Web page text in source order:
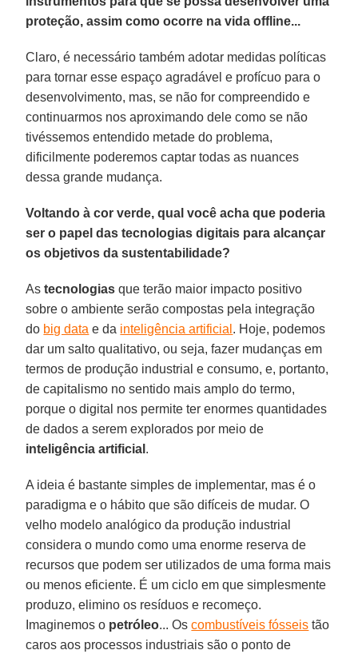
proteção, assim como ocorre na vida offline...
Claro, é necessário também adotar medidas políticas
para tornar esse espaço agradável e profícuo para o
desenvolvimento, mas, se não for compreendido e
continuarmos nos aproximando dele como se não
tivéssemos entendido metade do problema,
dificilmente poderemos captar todas as nuances
dessa grande mudança.
Voltando à cor verde, qual você acha que poderia
ser o papel das tecnologias digitais para alcançar
os objetivos da sustentabilidade?
Astecnologias que terão maior impacto positivo
sobre o ambiente serão compostas pela integração
do big data e da inteligência artificial . Hoje, podemos
dar um salto qualitativo, ou seja, fazer mudanças em
termos de produção industrial e consumo, e, portanto,
de capitalismo no sentido mais amplo do termo,
porque o digital nos permite ter enormes quantidades
de dados a serem explorados por meio de
inteligência artificial .
A ideia é bastante simples de implementar, mas é o
paradigma e o hábito que são difíceis de mudar. O
velho modelo analógico da produção industrial
considera o mundo como uma enorme reserva de
recursos que podem ser utilizados de uma forma mais
ou menos eficiente. É um ciclo em que simplesmente
produzo, elimino os resíduos e recomeço.
Imaginemos o petróleo... Oscombustíveis fósseis tão
caros aos processos industriais são o ponto de